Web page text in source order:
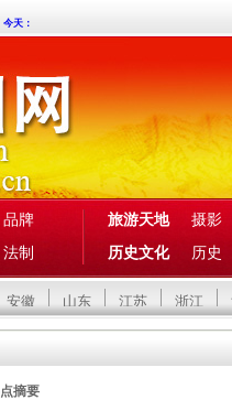
品牌
法制
旅游天地
摄影
历史文化
历史
安徽 山东 江苏 浙江
摘要